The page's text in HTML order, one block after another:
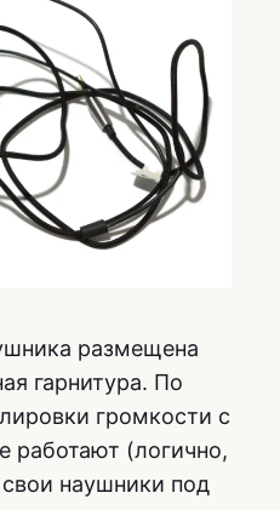
размещена
гарнитура. По
громкости с
работают (логично,
свои наушники под